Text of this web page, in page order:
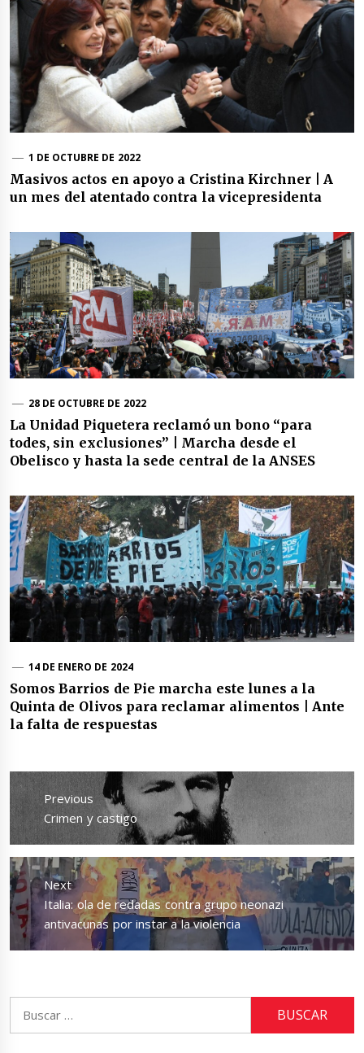
1 DE OCTUBRE DE 2022
Masivos actos en apoyo a Cristina Kirchner | A
un mes del atentado contra la vicepresidenta
28 DE OCTUBRE DE 2022
La Unidad Piquetera reclamó un bono “para
todes, sin exclusiones” | Marcha desde el
Obelisco y hasta la sede central de la ANSES
14 DE ENERO DE 2024
Somos Barrios de Pie marcha este lunes a la
Quinta de Olivos para reclamar alimentos | Ante
la falta de respuestas
Navegación
de
entradas
Previous
Previous
post:
Crimen y castigo
Next
Next
post:
Italia: ola de redadas contra grupo neonazi
antivacunas por instar a la violencia